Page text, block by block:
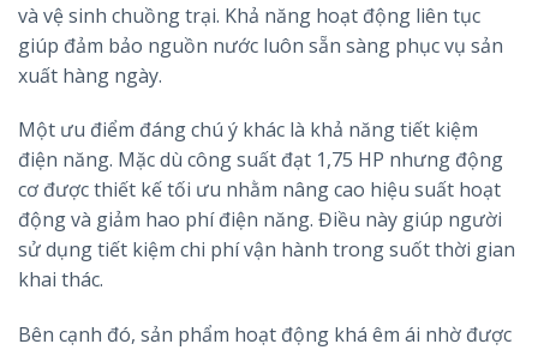
và vệ sinh chuồng trại. Khả năng hoạt động liên tục
giúp đảm bảo nguồn nước luôn sẵn sàng phục vụ sản
xuất hàng ngày.
Một ưu điểm đáng chú ý khác là khả năng tiết kiệm
điện năng. Mặc dù công suất đạt 1,75 HP nhưng động
cơ được thiết kế tối ưu nhằm nâng cao hiệu suất hoạt
động và giảm hao phí điện năng. Điều này giúp người
sử dụng tiết kiệm chi phí vận hành trong suốt thời gian
khai thác.
Bên cạnh đó, sản phẩm hoạt động khá êm ái nhờ được